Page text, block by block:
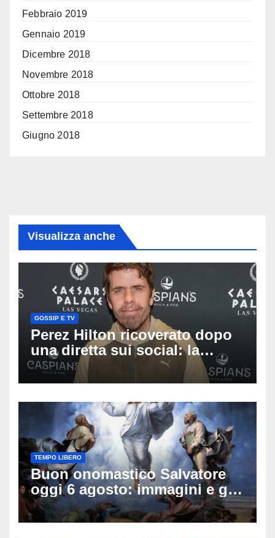
Febbraio 2019
Gennaio 2019
Dicembre 2018
Novembre 2018
Ottobre 2018
Settembre 2018
Giugno 2018
Visualizza anche
GOSSIP E TV
Perez Hilton ricoverato dopo
una diretta sui social: la
famiglia rompe il silenzio
sulle sue condizioni
TEMPO LIBERO
Buon onomastico Salvatore
oggi 6 agosto: immagini e gif
di auguri da condividere